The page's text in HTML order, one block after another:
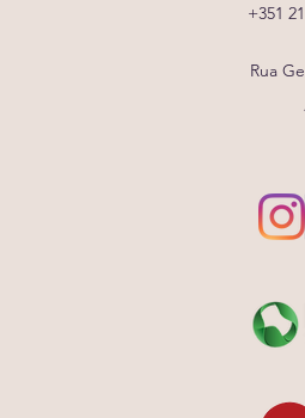
e quando marcar
+351
Rua